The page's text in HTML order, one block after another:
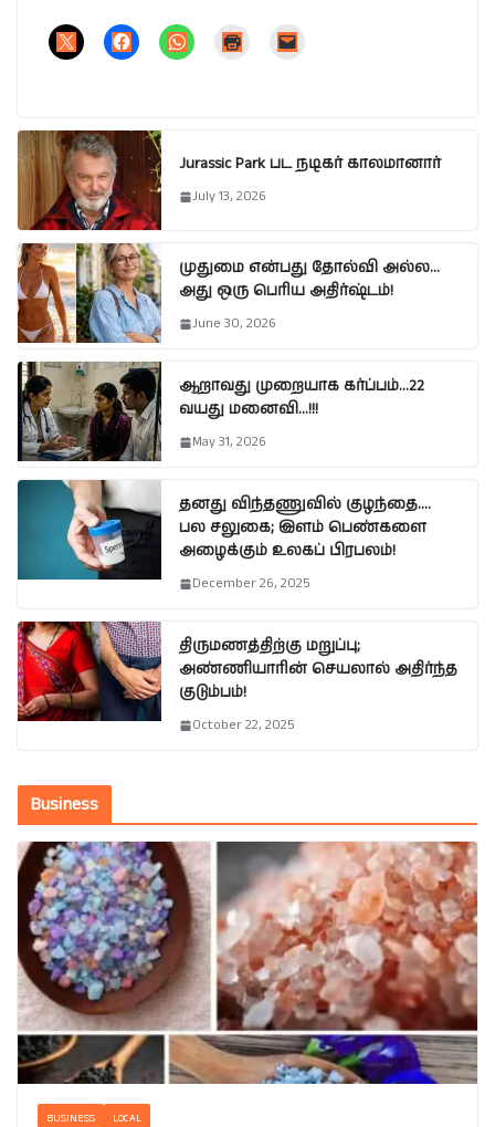
Jurassic Park பட நடிகர் காலமானார்
July 13, 2026
முதுமை என்பது தோல்வி அல்ல…
அது ஒரு பெரிய அதிர்ஷ்டம்!
June 30, 2026
ஆறாவது முறையாக கர்ப்பம்…22
வயது மனைவி…!!!
May 31, 2026
தனது விந்தணுவில் குழந்தை….
பல சலுகை; இளம் பெண்களை
அழைக்கும் உலகப் பிரபலம்!
December 26, 2025
திருமணத்திற்கு மறுப்பு;
அண்ணியாரின் செயலால் அதிர்ந்த
குடும்பம்!
October 22, 2025
Business
BUSINESS LOCAL